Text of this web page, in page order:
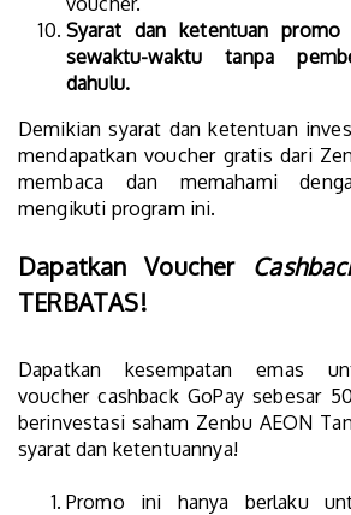
Syarat dan ketentuan
sewaktu-waktu tanpa
dahulu.
Demikian syarat dan ketentuan
mendapatkan voucher gratis dari
membaca dan memahami
mengikuti program ini.
Dapatkan Voucher
TERBATAS!
Dapatkan kesempatan emas
voucher cashback GoPay sebesar
berinvestasi saham Zenbu AEON
syarat dan ketentuannya!
Promo ini hanya berlaku